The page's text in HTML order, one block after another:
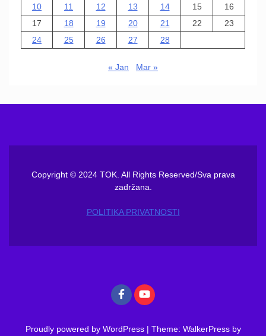
10
11 12 13 14 15
16
17
18 19 20 21 22
23
24
25 26 27 28
« Jan Mar »
Copyright © 2024 TOK. All Rights Reserved/Sva prava
zadržana.
POLITIKA PRIVATNOSTI
Proudly powered by WordPress | Theme: WalkerPress by